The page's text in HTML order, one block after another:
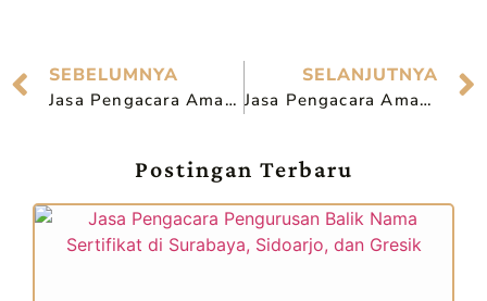
SEBELUMNYA
Jasa Pengacara Amanah di Kediri
SELANJUTNYA
Jasa Pengacara Amanah di Malang
Postingan Terbaru